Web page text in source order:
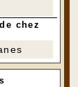
chez